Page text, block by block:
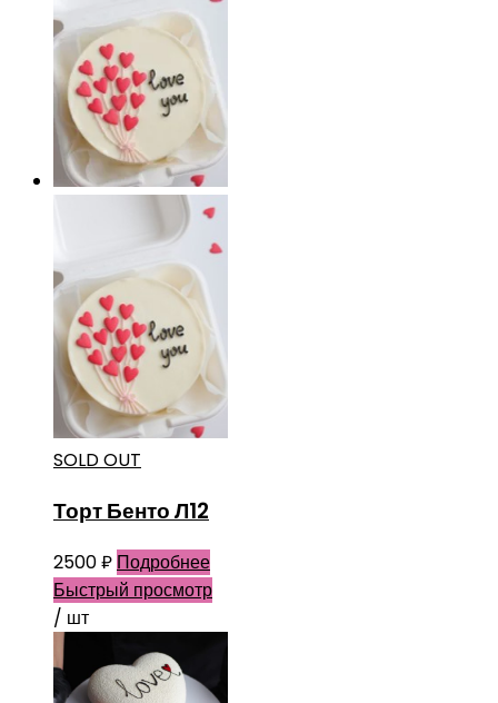
SOLD OUT
Торт Бенто Л12
2500₽ Подробнее
Быстрый просмотр
/ шт